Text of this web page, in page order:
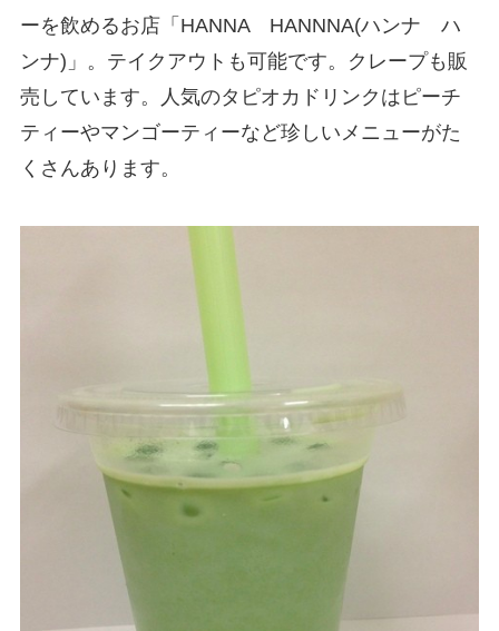
ーを飲めるお店「HANNA HANNNA(ハンナ ハ
ンナ)」。テイクアウトも可能です。クレープも販
売しています。人気のタピオカドリンクはピーチ
ティーやマンゴーティーなど珍しいメニューがた
くさんあります。